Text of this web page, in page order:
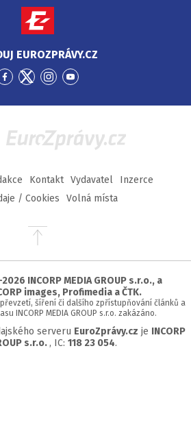
EUROZPRÁVY.CZ
Přejít
Facebook
Přejít
Twitter
Přejít
Instagram
Přejít
YouTube
EuroZprávy.cz
Kontakt Vydavatel
Inzerce
/ Cookies
Volná místa
Přejít
stránky
INCORP MEDIA GROUP s.r.o., a
images, Profimedia a ČTK.
převzetí, šíření či dalšího zpřístupňování článků a
INCORP MEDIA GROUP s.r.o. zakázáno.
serveru EuroZprávy.cz je INCORP
s.r.o., IC: 118 23 054.